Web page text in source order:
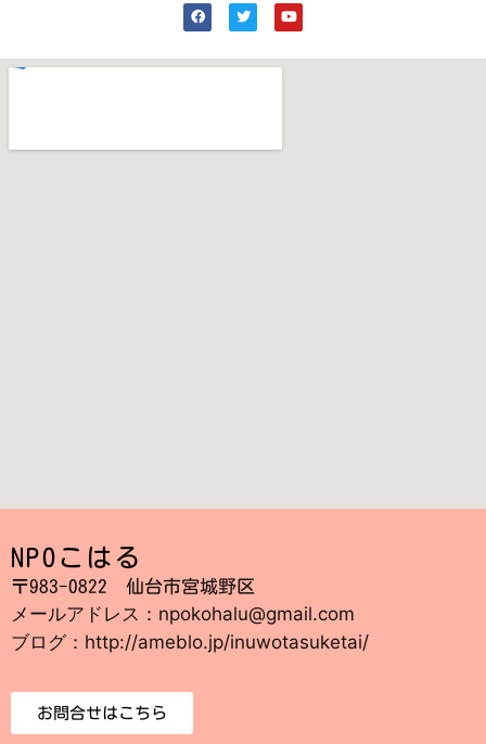
NPOこはる
〒983-0822 仙台市宮城野区
メールアドレス：npokohalu@gmail.com
ブログ：http://ameblo.jp/inuwotasuketai/
お問合せはこちら